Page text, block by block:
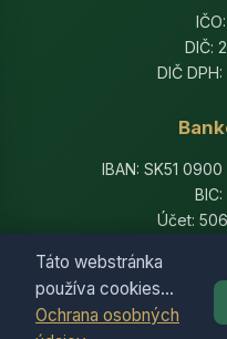
Táto webstránka
používa cookies...
Ochrana osobných
DIČ:
DIČ
IBAN: SK51
BIC:
Účet: